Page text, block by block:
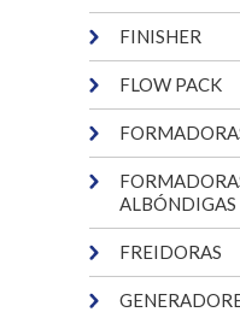
FINISHER
FLOW PACK
ALBÓNDIGAS
FREIDORAS